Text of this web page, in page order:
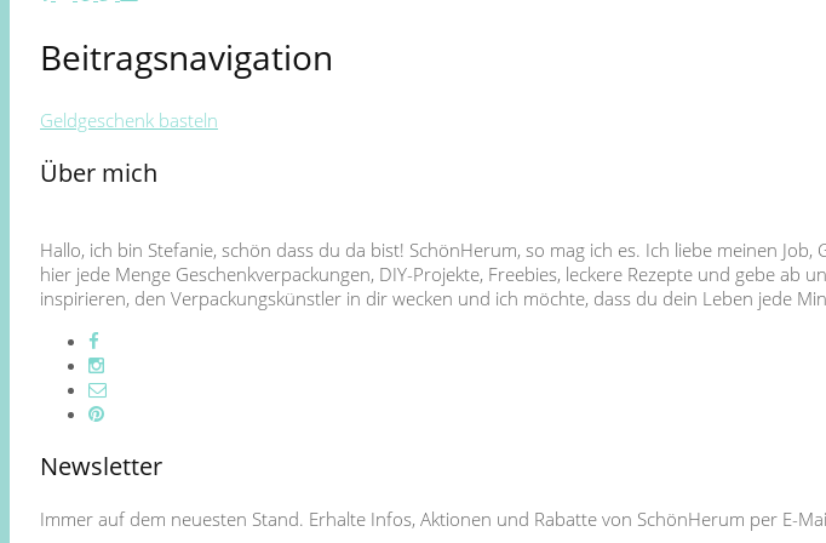
Beitragsnavigation
Geldgeschenk basteln
Über mich
Hallo, ich bin Stefanie, schön dass du da bist! SchönHerum, so mag ich es. Ich liebe meinen
hier jede Menge Geschenkverpackungen, DIY-Projekte, Freebies, leckere Rezepte und gebe
inspirieren, den Verpackungskünstler in dir wecken und ich möchte, dass du dein Leben jede
Newsletter
Immer auf dem neuesten Stand. Erhalte Infos, Aktionen und Rabatte von SchönHerum per E-